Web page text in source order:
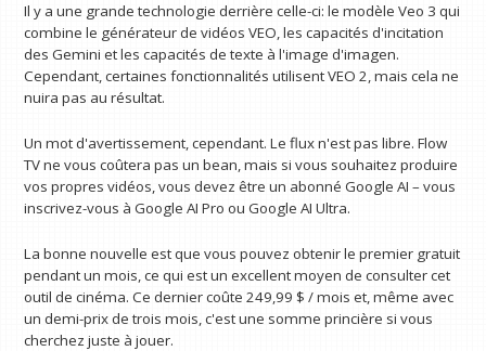
Il y a une grande technologie derrière celle-ci: le modèle Veo 3 qui
combine le générateur de vidéos VEO, les capacités d'incitation
des Gemini et les capacités de texte à l'image d'imagen.
Cependant, certaines fonctionnalités utilisent VEO 2, mais cela ne
nuira pas au résultat.
Un mot d'avertissement, cependant. Le flux n'est pas libre. Flow
TV ne vous coûtera pas un bean, mais si vous souhaitez produire
vos propres vidéos, vous devez être un abonné Google AI – vous
inscrivez-vous à Google AI Pro ou Google AI Ultra.
La bonne nouvelle est que vous pouvez obtenir le premier gratuit
pendant un mois, ce qui est un excellent moyen de consulter cet
outil de cinéma. Ce dernier coûte 249,99 $ / mois et, même avec
un demi-prix de trois mois, c'est une somme princière si vous
cherchez juste à jouer.